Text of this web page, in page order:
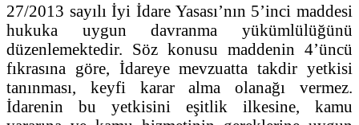
27/2013 sayılı İyi İdare Yasası’nın 5’inci maddesi
hukuka uygun davranma yükümlülüğünü
düzenlemektedir. Söz konusu maddenin 4’üncü
fıkrasına göre, İdareye mevzuatta takdir yetkisi
tanınması, keyfi karar alma olanağı vermez.
İdarenin bu yetkisini eşitlik ilkesine, kamu